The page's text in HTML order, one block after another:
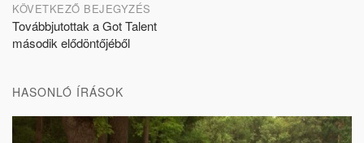
KÖVETKEZŐ BEJEGYZÉS
Továbbjutottak a Got Talent
második elődöntőjéből
HASONLÓ ÍRÁSOK